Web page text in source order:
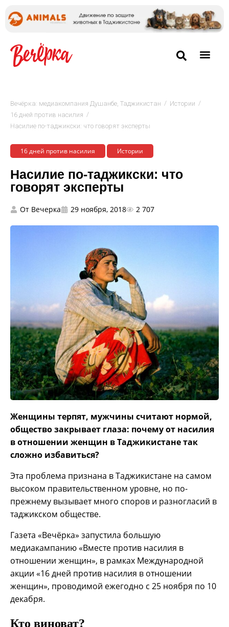
Вечёрка: медиакомпания Душанбе, Таджикистан / Истории /
16 дней против насилия /
Насилие по-таджикски: что говорят эксперты
16 дней против насилия Истории
Насилие по-таджикски: что
говорят эксперты
От Вечерка 29 ноября, 2018 2 707
Женщины терпят, мужчины считают нормой,
общество закрывает глаза: почему от насилия
в отношении женщин в Таджикистане так
сложно избавиться?
Эта проблема признана в Таджикистане на самом
высоком правительственном уровне, но по-
прежнему вызывает много споров и разногласий в
таджикском обществе.
Газета «Вечёрка» запустила большую
медиакампанию «Вместе против насилия в
отношении женщин», в рамках Международной
акции «16 дней против насилия в отношении
женщин», проводимой ежегодно с 25 ноября по 10
декабря.
Кто виноват?